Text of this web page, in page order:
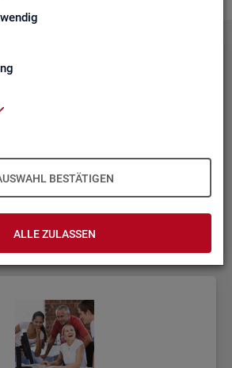
BESTÄTIGEN
ALLE ZULASSEN
Feed­back und Kri­tik